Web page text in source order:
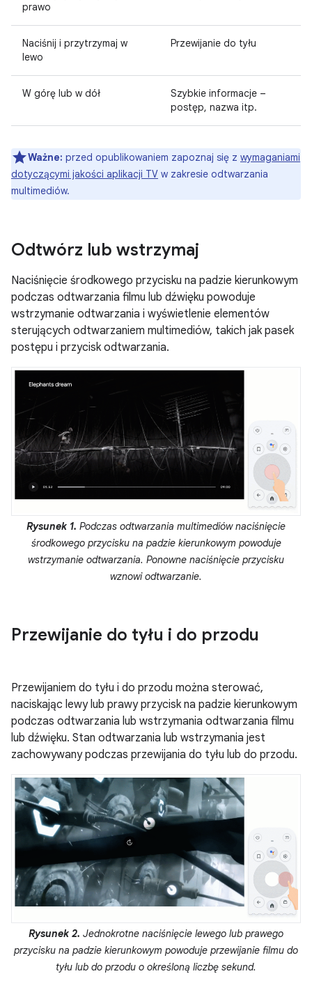
prawo
Naciśnij i przytrzymaj w
lewo
Przewijanie do tyłu
W górę lub w dół
Szybkie informacje –
postęp, nazwa itp.
Ważne: przed opublikowaniem zapoznaj się z wymaganiami
dotyczącymi jakości aplikacji TV w zakresie odtwarzania
multimediów.
Odtwórz lub wstrzymaj
Naciśnięcie środkowego przycisku na padzie kierunkowym
podczas odtwarzania filmu lub dźwięku powoduje
wstrzymanie odtwarzania i wyświetlenie elementów
sterujących odtwarzaniem multimediów, takich jak pasek
postępu i przycisk odtwarzania.
Rysunek 1. Podczas odtwarzania multimediów naciśnięcie
środkowego przycisku na padzie kierunkowym powoduje
wstrzymanie odtwarzania. Ponowne naciśnięcie przycisku
wznowi odtwarzanie.
Przewijanie do tyłu i do przodu
Przewijaniem do tyłu i do przodu można sterować,
naciskając lewy lub prawy przycisk na padzie kierunkowym
podczas odtwarzania lub wstrzymania odtwarzania filmu
lub dźwięku. Stan odtwarzania lub wstrzymania jest
zachowywany podczas przewijania do tyłu lub do przodu.
Rysunek 2. Jednokrotne naciśnięcie lewego lub prawego
przycisku na padzie kierunkowym powoduje przewijanie filmu do
tyłu lub do przodu o określoną liczbę sekund.